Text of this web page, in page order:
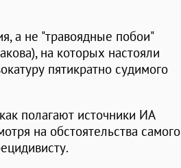
а не "травоядные побои"
на которых настояли
пятикратно судимого
полагают источники ИА
на обстоятельства самого